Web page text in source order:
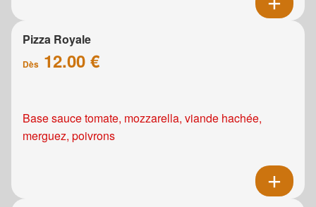
Pizza Royale
Dès 12.00 €
Base sauce tomate, mozzarella, viande hachée,
merguez, poivrons